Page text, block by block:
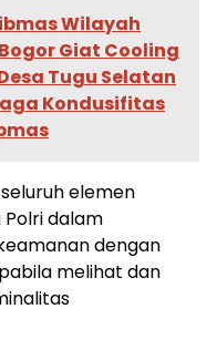
Wilayah
Giat Cooling
Tugu Selatan
Kondusifitas
elemen
dalam
dengan
melihat dan